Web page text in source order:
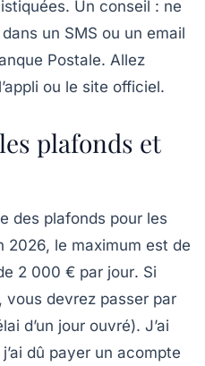
Un conseil : ne
un SMS ou un email
Postale. Allez
ou le site officiel.
plafonds et
des plafonds pour les
2026, le maximum est de
2 000 € par jour. Si
vous devrez passer par
d’un jour ouvré). J’ai
dû payer un acompte